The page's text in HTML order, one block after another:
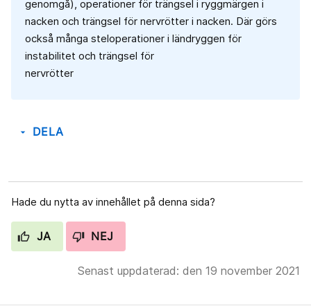
genomgå), operationer för trängsel i ryggmärgen i
nacken och trängsel för nervrötter i nacken. Där görs
också många steloperationer i ländryggen för
instabilitet och trängsel för
nervrötter
arrow_drop_down DELA
Hade du nytta av innehållet på denna sida?
JA NEJ
Senast uppdaterad: den 19 november 2021